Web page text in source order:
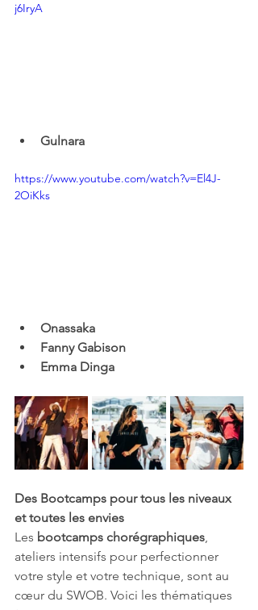
j6IryA
Gulnara
https://www.youtube.com/watch?v=El4J-
2OiKks
Onassaka
Fanny Gabison
Emma Dinga
Des Bootcamps pour tous les niveaux
et toutes les envies
Les bootcamps chorégraphiques
ateliers intensifs pour perfectionner
votre style et votre technique, sont au
cœur du SWOB. Voici les thématiques